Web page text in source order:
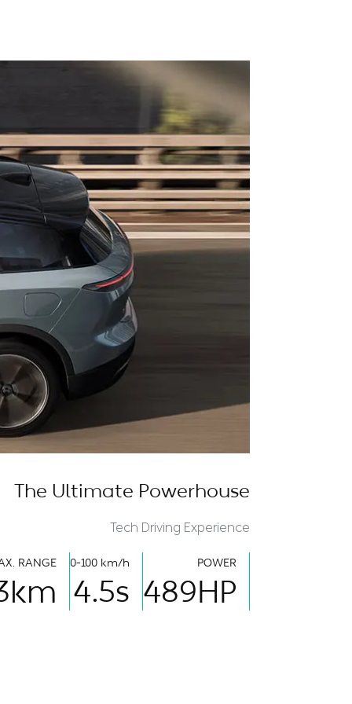
The Ultimate Powerhouse
Tech Driving Experience
POWER
489HP
0-100 km/h
4.5s
RANGE
km